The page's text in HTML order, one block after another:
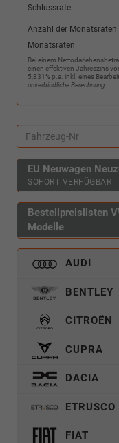
Schlussrate
Anzahl der Monatsraten
Monatsraten
Bei einem
einen effektiven Jahreszins
5,831% p.a. inkl. eines
unverbindliche Berechnung
EU Neuwagen
SOFORT VERFÜGBAR
Bestellpreislisten
Modelle
AUDI
BENTLEY
CITROËN
CUPRA
DACIA
ETRUSCO
FIAT